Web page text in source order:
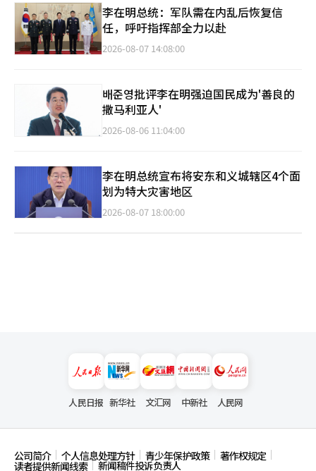
李在明总统：军队需在内乱后恢复信
任，呼吁指挥部全力以赴
2026-08-07 14:08:00
배준영批评李在明强迫国民成为'善良的
撒马利亚人'
2026-08-06 11:04:00
李在明总统宣布将安东和义城辖区4个面
划为特大灾害地区
2026-08-07 18:00:00
人民日报 新华社 文汇网 中新社 人民网
公司简介 个人信息处理方针 青少年保护政策 著作权规定
读者提供新闻线索 新闻稿件投诉负责人